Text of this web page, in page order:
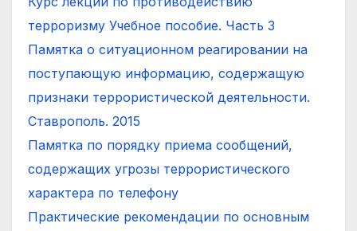
терроризму Учебное пособие. Часть 3
Памятка о ситуационном реагировании на
поступающую информацию, содержащую
признаки террористической деятельности.
Ставрополь. 2015
Памятка по порядку приема сообщений,
содержащих угрозы террористического
характера по телефону
Практические рекомендации по основным